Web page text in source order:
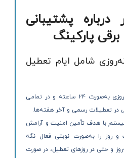
درباره پشتیبانی
پارکینگ
شامل ایام تعطیل
بله، خدمات پشتیبانی شبانه‌روزی به‌صورت ۲۴ ساعته و در تمامی
در تعطیلات رسمی و آخر هفته‌ها.
با هدف تأمین امنیت و آرامش
روز را به‌صورت نوبتی فعال نگه
و حتی در روزهای تعطیل، در صورت